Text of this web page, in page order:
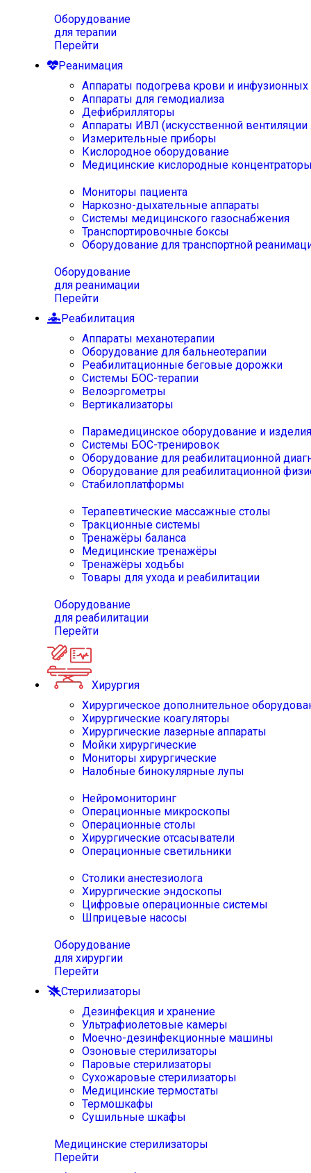
Оборудование
для терапии
Перейти
Реанимация
Аппараты подогрева крови и инфузионных
Аппараты для гемодиализа
Дефибрилляторы
Аппараты ИВЛ (искусственной вентиляции
Измерительные приборы
Кислородное оборудование
Медицинские кислородные
Мониторы пациента
Наркозно-дыхательные аппараты
Системы медицинского газоснабжения
Транспортировочные боксы
Оборудование для транспортной
Оборудование
для реанимации
Перейти
Реабилитация
Аппараты механотерапии
Оборудование для бальнеотерапии
Реабилитационные беговые дорожки
Системы БОС-терапии
Велоэргометры
Вертикализаторы
Парамедицинское оборудование и изделия
Системы БОС-тренировок
Оборудование для реабилитационной
Оборудование для реабилитационной
Стабилоплатформы
Терапевтические массажные столы
Тракционные системы
Тренажёры баланса
Медицинские тренажёры
Тренажёры ходьбы
Товары для ухода и реабилитации
Оборудование
для реабилитации
Перейти
Хирургия
Хирургическое дополнительное
Хирургические коагуляторы
Хирургические лазерные аппараты
Мойки хирургические
Мониторы хирургические
Налобные бинокулярные лупы
Нейромониторинг
Операционные микроскопы
Операционные столы
Хирургические отсасыватели
Операционные светильники
Столики анестезиолога
Хирургические эндоскопы
Цифровые операционные системы
Шприцевые насосы
Оборудование
для хирургии
Перейти
Стерилизаторы
Дезинфекция и хранение
Ультрафиолетовые камеры
Моечно-дезинфекционные машины
Озоновые стерилизаторы
Паровые стерилизаторы
Сухожаровые стерилизаторы
Медицинские термостаты
Термошкафы
Сушильные шкафы
Медицинские стерилизаторы
Перейти